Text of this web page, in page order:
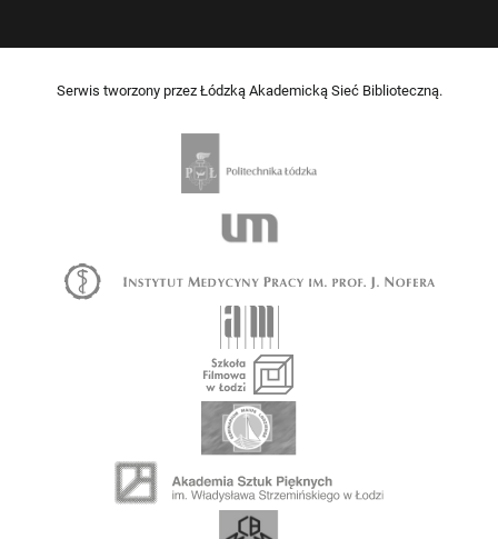
Serwis tworzony przez Łódzką Akademicką Sieć Biblioteczną.